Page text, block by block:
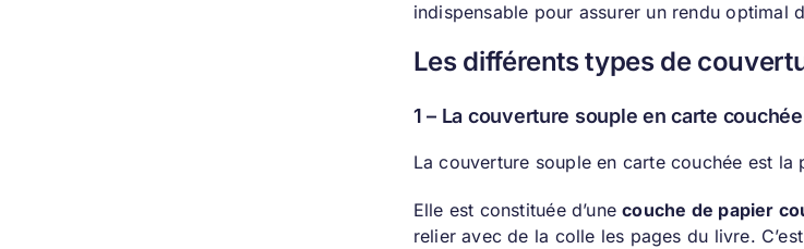
indispensable pour assurer un rendu optimal
Les différents types de
1 – La couverture souple en carte couchée
La couverture souple en carte couchée est la
Elle est constituée d’unecouche de papier
relier avec de la colle les pages du livre.